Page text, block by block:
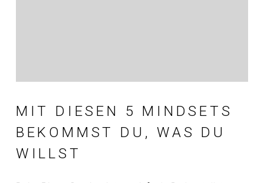
MIT DIESEN 5 MINDSETS
BEKOMMST DU, WAS DU
WILLST